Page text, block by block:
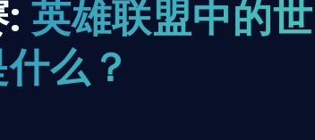
英雄联盟中的世
么？